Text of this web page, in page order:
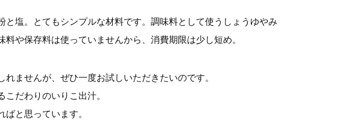
塩。とてもシンプルな材料です。調味料として使うしょうゆやみ
や保存料は使っていませんから、消費期限は少し短め。
ませんが、ぜひ一度お試しいただきたいのです。
だわりのいりこ出汁。
と思っています。